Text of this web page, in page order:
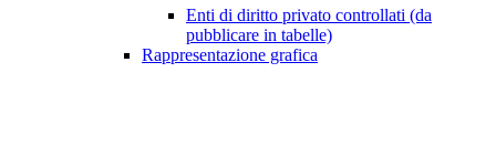
Enti di diritto privato controllati (da
pubblicare in tabelle)
Rappresentazione grafica